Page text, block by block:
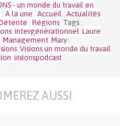
- un monde du travail en
A la une Accueil Actualités
Régions Tags :
intergénérationnel Laure
Management Mary
Visions un monde du travail
visionspodcast
AUSSI